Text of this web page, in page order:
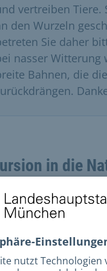
vertreiben Tiere.
den Wurzeln
Sie daher
nasser Witterung
Bahnen, die
in die